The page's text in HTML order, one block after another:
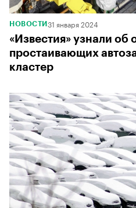
НОВОСТИ 31 января 2024
«Известия» узнали об
простаивающих
кластер